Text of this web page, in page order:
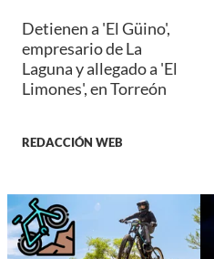
Detienen a 'El Güino',
empresario de La
Laguna y allegado a 'El
Limones', en Torreón
REDACCIÓN WEB